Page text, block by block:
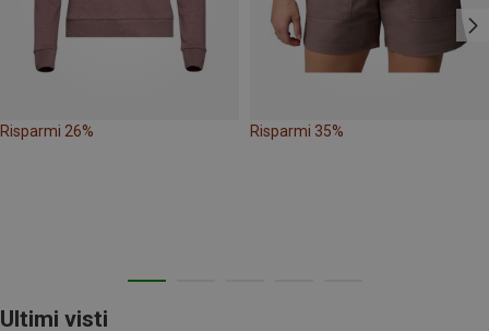
Risparmi 26% Risparmi 35%
Ultimi visti